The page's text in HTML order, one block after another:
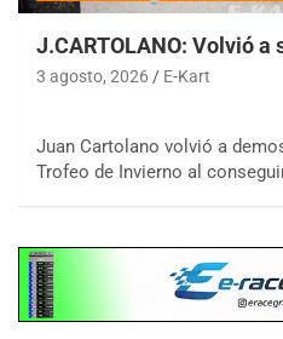
J.CARTOLANO: Volvió
3 agosto, 2026 E-Kart
Juan Cartolano volvió a
Trofeo de Invierno al